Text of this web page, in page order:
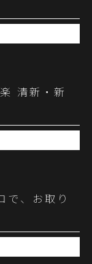
清新・新
で、お取り